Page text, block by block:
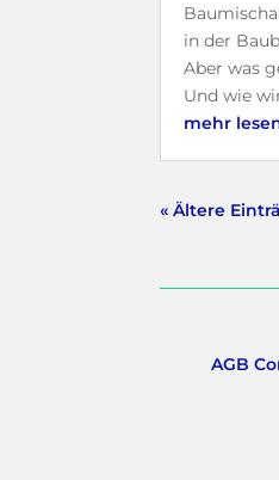
in der
Aber was
Und wie
mehr
« Ältere
AGB